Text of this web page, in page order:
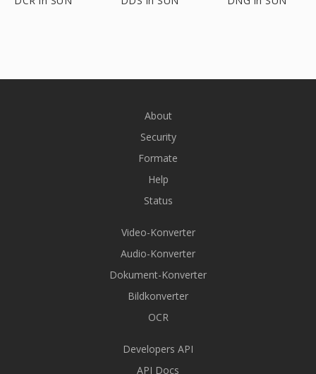
About
Security
Formate
Help
Status
Video-Konverter
Audio-Konverter
Dokument-Konverter
Bildkonverter
OCR
Developers API
API Docs